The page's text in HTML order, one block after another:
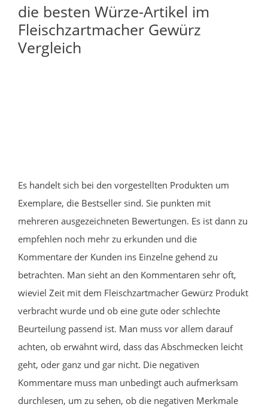
die besten Würze-Artikel im
Fleischzartmacher Gewürz
Vergleich
Es handelt sich bei den vorgestellten Produkten um
Exemplare, die Bestseller sind. Sie punkten mit
mehreren ausgezeichneten Bewertungen. Es ist dann zu
empfehlen noch mehr zu erkunden und die
Kommentare der Kunden ins Einzelne gehend zu
betrachten. Man sieht an den Kommentaren sehr oft,
wieviel Zeit mit dem Fleischzartmacher Gewürz Produkt
verbracht wurde und ob eine gute oder schlechte
Beurteilung passend ist. Man muss vor allem darauf
achten, ob erwähnt wird, dass das Abschmecken leicht
geht, oder ganz und gar nicht. Die negativen
Kommentare muss man unbedingt auch aufmerksam
durchlesen, um zu sehen, ob die negativen Merkmale